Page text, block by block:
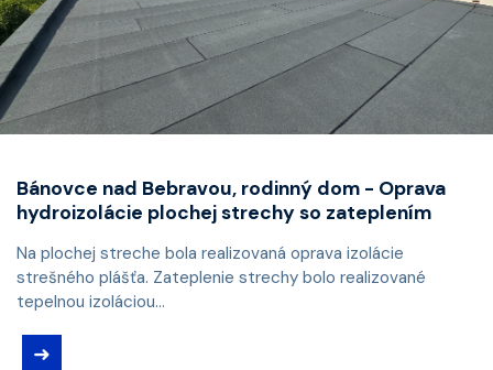
Bánovce nad Bebravou, rodinný dom - Oprava
hydroizolácie plochej strechy so zateplením
Na plochej streche bola realizovaná oprava izolácie
strešného plášťa. Zateplenie strechy bolo realizované
tepelnou izoláciou...
➜